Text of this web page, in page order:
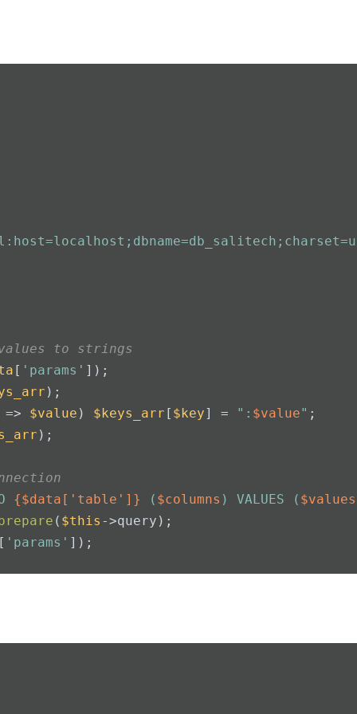
to strings
[ 'params' ]);
);
$value ) $keys_arr [ $key] = ": $value" ;
);
{$data['table']} ( $columns ) VALUES ( $values
( $this ->query);
'params' ]);